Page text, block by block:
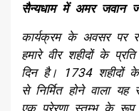
सैन्यधाम में अमर जवान
कार्यक्रम के अवसर पर
हमारे वीर शहीदों के
दिन है। 1734 शहीदों
से निर्मित होने वाला